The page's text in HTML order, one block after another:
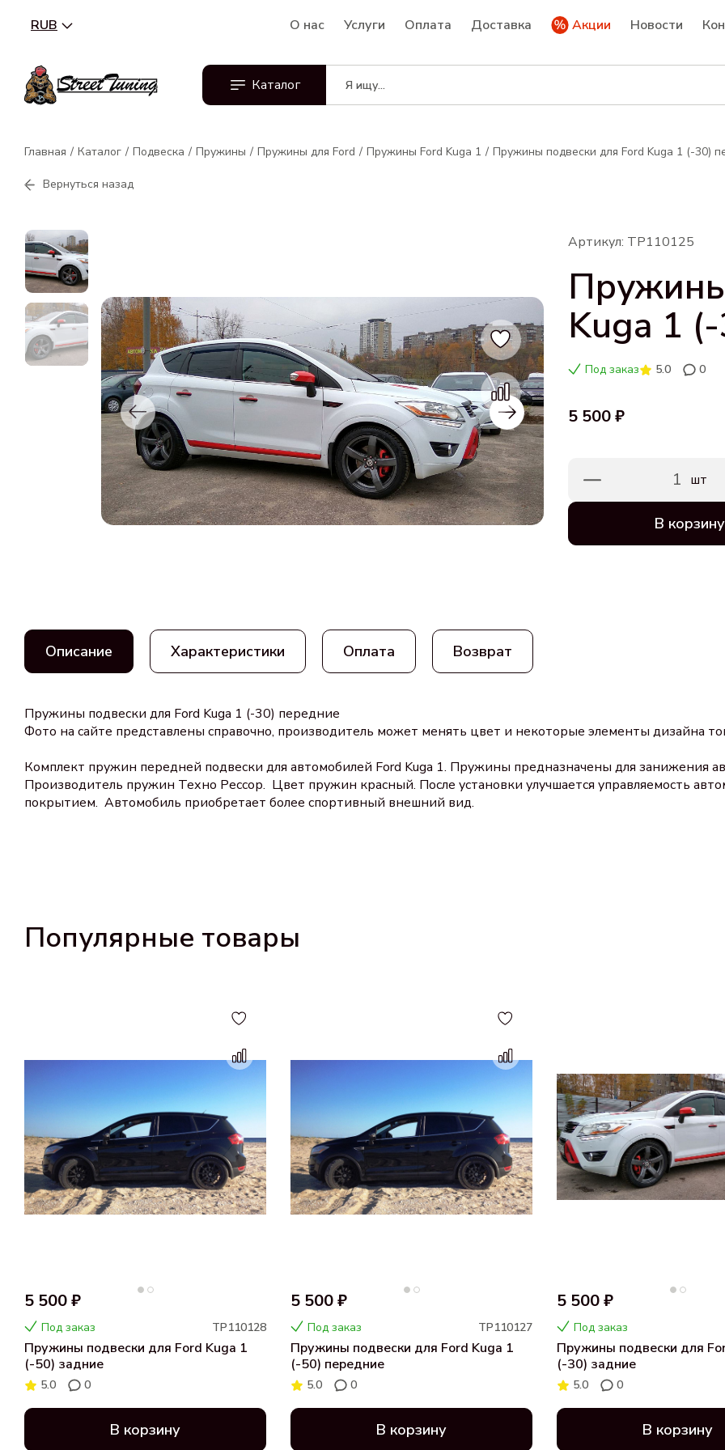
RUB О нас Услуги Оплата Доставка Акции Новости
Каталог
Главная Каталог Подвеска Пружины Пружины для Ford Пружины Ford Kuga 1 Пружины подвески для Ford Kuga 1 (-30)
Вернуться назад
Артикул: ТР110125
Kuga 1
Под заказ 5.0 0
5 500 ₽
1 шт
В корзину
Описание Характеристики Оплата Возврат
Пружины подвески для Ford Kuga 1 (-30) передние
Фото на сайте представлены справочно, производитель может менять цвет и некоторые элементы дизайна
Комплект пружин передней подвески для автомобилей Ford Kuga 1. Пружины предназначены для занижения
Производитель пружин Техно Рессор. Цвет пружин красный. После установки улучшается управляемость
покрытием. Автомобиль приобретает более спортивный внешний вид.
Популярные товары
5 500 ₽
Под заказ ТР110128
Пружины подвески для Ford Kuga 1
(-50) задние
5.0 0
В корзину
5 500 ₽
Под заказ ТР110127
Пружины подвески для Ford Kuga 1
(-50) передние
5.0 0
В корзину
5 500 ₽
Под заказ
Пружины подвески для
(-30) задние
5.0 0
В корзину